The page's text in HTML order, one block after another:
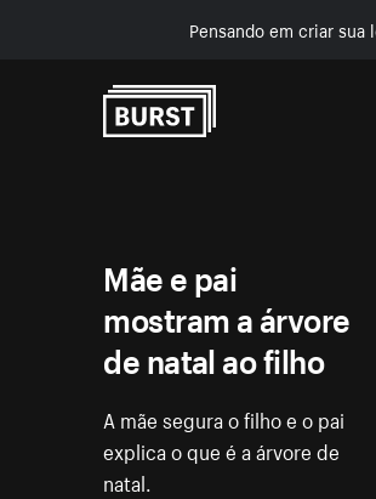
Pensando em criar
Mãe e pai
mostram a árvore
de natal ao filho
A mãe segura o filho e o pai
explica o que é a árvore de
natal.